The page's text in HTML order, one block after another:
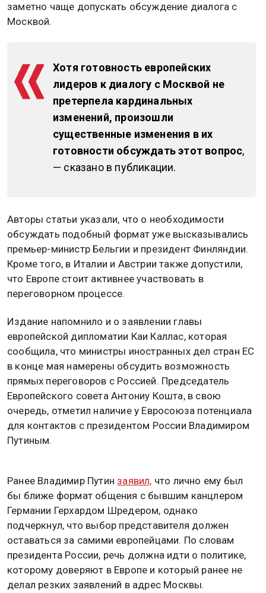
заметно чаще допускать обсуждение диалога с
Москвой.
Хотя готовность европейских
лидеров к диалогу с Москвой не
претерпела кардинальных
изменений, произошли
существенные изменения в их
готовности обсуждать этот вопрос,
— сказано в публикации.
Авторы статьи указали, что о необходимости
обсуждать подобный формат уже высказывались
премьер-министр Бельгии и президент Финляндии.
Кроме того, в Италии и Австрии также допустили,
что Европе стоит активнее участвовать в
переговорном процессе.
Издание напомнило и о заявлении главы
европейской дипломатии Каи Каллас, которая
сообщила, что министры иностранных дел стран ЕС
в конце мая намерены обсудить возможность
прямых переговоров с Россией. Председатель
Европейского совета Антониу Кошта, в свою
очередь, отметил наличие у Евросоюза потенциала
для контактов с президентом России Владимиром
Путиным.
Ранее Владимир Путин заявил, что лично ему был
бы ближе формат общения с бывшим канцлером
Германии Герхардом Шредером, однако
подчеркнул, что выбор представителя должен
оставаться за самими европейцами. По словам
президента России, речь должна идти о политике,
которому доверяют в Европе и который ранее не
делал резких заявлений в адрес Москвы.